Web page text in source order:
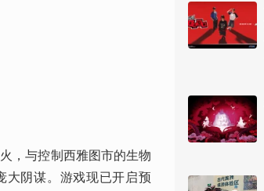
，与控制西雅图市的生物
大阴谋。游戏现已开启预